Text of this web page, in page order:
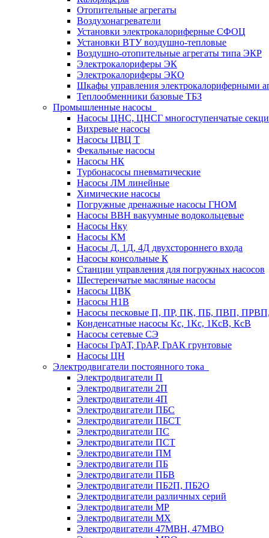
Отопительные агрегаты
Воздухонагреватели
Установки электрокалориферные СФОЦ
Установки ВТУ воздушно-тепловые
Воздушно-отопительные агрегаты типа ЭКР
Электрокалориферы ЭК
Электрокалориферы ЭКО
Шкафы управления электрокалориферными
Теплообменники базовые ТБЗ
Промышленные насосы
Насосы ЦНС, ЦНСГ многоступенчатые
Вихревые насосы
Насосы ЦВЦ Т
Фекальные насосы
Насосы НК
Турбонасосы пневматические
Насосы ЛМ линейные
Химические насосы
Погружные дренажные насосы ГНОМ
Насосы ВВН вакуумные водокольцевые
Насосы Нку
Насосы КМ
Насосы Д, 1Д, 4Д двухстороннего входа
Насосы консольные К
Станции управления для погружных насосов
Шестеренчатые масляные насосы
Насосы ЦВК
Насосы Н1В
Насосы песковые П, ПР, ПК, ПБ, ПВП,
Конденсатные насосы Кс, 1Кс, 1КсВ, КсВ
Насосы сетевые СЭ
Насосы ГрАТ, ГрАР, ГрАК грунтовые
Насосы ЦН
Электродвигатели постоянного тока
Электродвигатели П
Электродвигатели 2П
Электродвигатели 4П
Электродвигатели ПБС
Электродвигатели ПБСТ
Электродвигатели ПС
Электродвигатели ПСТ
Электродвигатели ПМ
Электродвигатели ПБ
Электродвигатели ПБВ
Электродвигатели ПБ2П, ПБ2О
Электродвигатели различных серий
Электродвигатели МР
Электродвигатели MX
Электродвигатели 47MBH, 47МВО